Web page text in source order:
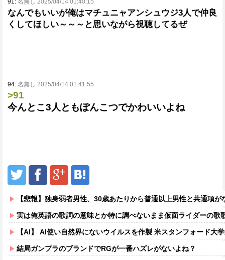
91: 名無し 2025/04/14 01:40:15
なんでもいいが俺はマチュニャアンシュウジ3人で仲良
くしてほしい～～～と思いながら視聴してるぜ
94: 名無し 2025/04/14 01:41:55
>91
今んとこ3人ともぽんこつでかわいいよね
【悲報】独身弱者男性、30歳あたりから普通以上男性と共通項がなくな
実は俺英語の歌詞の意味とか特に調べないまま仮面ライダーの
【AI】 AI使い自然界にないウイルスを作製 米スタンフォード大
結局ガンプラのブランドでRGが一番ハズレがないよね？